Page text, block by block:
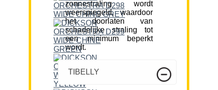
zonnestraling wordt
weerspiegeld, waardoor
het doorlaten van
schadelijke straling tot
een minimum beperkt
wordt.
TIBELLY